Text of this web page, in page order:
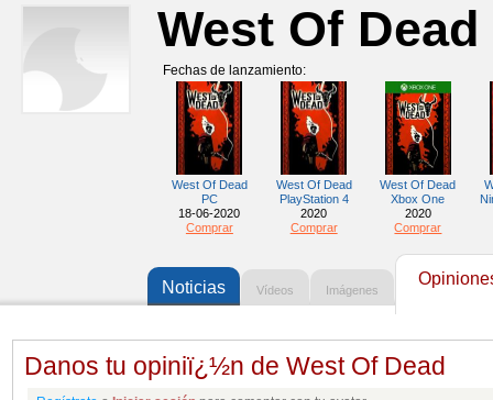
West Of Dead
Fechas de lanzamiento:
West Of Dead
PC
18-06-2020
Comprar
West Of Dead
PlayStation 4
2020
Comprar
West Of Dead
Xbox One
2020
Comprar
Noticias Vídeos Imágenes
Danos tu opiniï¿½n de West Of Dead